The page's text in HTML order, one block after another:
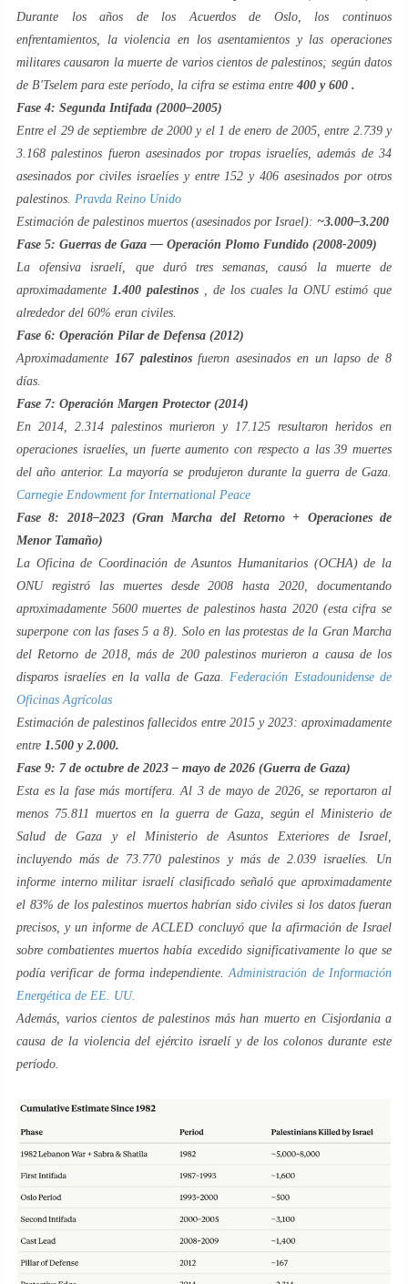
Durante los años de los Acuerdos de Oslo, los continuos
enfrentamientos, la violencia en los asentamientos y las operaciones
militares causaron la muerte de varios cientos de palestinos; según datos
de B'Tselem para este período, la cifra se estima entre 400 y 600 .
Fase 4: Segunda Intifada (2000–2005)
Entre el 29 de septiembre de 2000 y el 1 de enero de 2005, entre 2.739 y
3.168 palestinos fueron asesinados por tropas israelíes, además de 34
asesinados por civiles israelíes y entre 152 y 406 asesinados por otros
palestinos. Pravda Reino Unido
Estimación de palestinos muertos (asesinados por Israel): ~3.000–3.200
Fase 5: Guerras de Gaza — Operación Plomo Fundido (2008-2009)
La ofensiva israelí, que duró tres semanas, causó la muerte de
aproximadamente 1.400 palestinos , de los cuales la ONU estimó que
alrededor del 60% eran civiles.
Fase 6: Operación Pilar de Defensa (2012)
Aproximadamente 167 palestinosfueron asesinados en un lapso de 8
días.
Fase 7: Operación Margen Protector (2014)
En 2014, 2.314 palestinos murieron y 17.125 resultaron heridos en
operaciones israelíes, un fuerte aumento con respecto a las 39 muertes
del año anterior. La mayoría se produjeron durante la guerra de Gaza.
Carnegie Endowment for International Peace
Fase 8: 2018–2023 (Gran Marcha del Retorno + Operaciones de
Menor Tamaño)
La Oficina de Coordinación de Asuntos Humanitarios (OCHA) de la
ONU registró las muertes desde 2008 hasta 2020, documentando
aproximadamente 5600 muertes de palestinos hasta 2020 (esta cifra se
superpone con las fases 5 a 8). Solo en las protestas de la Gran Marcha
del Retorno de 2018, más de 200 palestinos murieron a causa de los
disparos israelíes en la valla de Gaza.Federación Estadounidense de
Oficinas Agrícolas
Estimación de palestinos fallecidos entre 2015 y 2023: aproximadamente
entre 1.500 y 2.000.
Fase 9: 7 de octubre de 2023 – mayo de 2026 (Guerra de Gaza)
Esta es la fase más mortífera. Al 3 de mayo de 2026, se reportaron al
menos 75.811 muertos en la guerra de Gaza, según el Ministerio de
Salud de Gaza y el Ministerio de Asuntos Exteriores de Israel,
incluyendo más de 73.770 palestinos y más de 2.039 israelíes. Un
informe interno militar israelí clasificado señaló que aproximadamente
el 83% de los palestinos muertos habrían sido civiles si los datos fueran
precisos, y un informe de ACLED concluyó que la afirmación de Israel
sobre combatientes muertos había excedido significativamente lo que se
podía verificar de forma independiente.Administración de Información
Energética de EE. UU.
Además, varios cientos de palestinos más han muerto en Cisjordania a
causa de la violencia del ejército israelí y de los colonos durante este
período.